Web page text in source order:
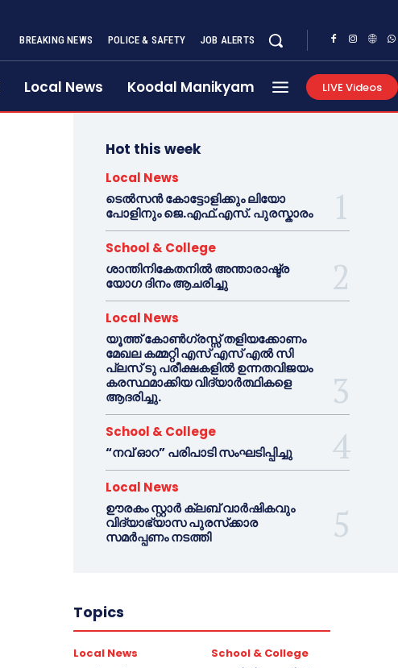
BREAKING NEWS POLICE & SAFETY JOB ALERTS
Local News Koodal Manikyam LIVE Videos
Hot this week
Local News
ടെൽസൻ കോട്ടോളിക്കും ലിയോ
പോളിനും ജെ.എഫ്.എസ്. പുരസ്കാരം
School & College
ശാന്തിനികേതനിൽ അന്താരാഷ്ട്ര
യോഗ ദിനം ആചരിച്ചു
Local News
യൂത്ത് കോൺഗ്രസ്സ് തളിയക്കോണം
മേഖല കമ്മറ്റി എസ് എസ് എൽ സി
പ്ലസ് ടു പരീക്ഷകളിൽ ഉന്നതവിജയം
കരസ്ഥമാക്കിയ വിദ്യാർത്ഥികളെ
ആദരിച്ചു.
School & College
“നവ് ഓറ” പരിപാടി സംഘടിപ്പിച്ചു
Local News
ഊരകം സ്റ്റാർ ക്ലബ് വാർഷികവും
വിദ്യാഭ്യാസ പുരസ്‌ക്കാര
സമർപ്പണം നടത്തി
Topics
Local News School & College